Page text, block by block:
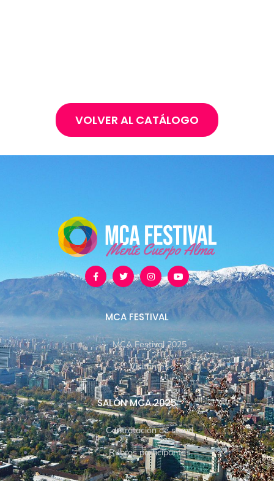
VOLVER AL CATÁLOGO
MCA FESTIVAL
MCA Festival 2025
Visitantes
SALÓN MCA 2025
Contratación de stand
Rubros participantes